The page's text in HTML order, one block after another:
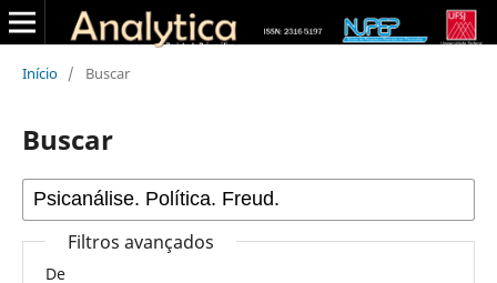
Início / Buscar
Buscar
Filtros avançados
De